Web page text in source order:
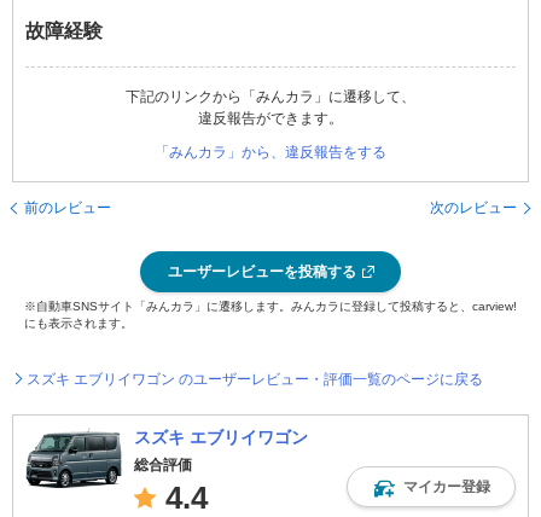
故障経験
下記のリンクから「みんカラ」に遷移して、
違反報告ができます。
「みんカラ」から、違反報告をする
前のレビュー 次のレビュー
ユーザーレビューを投稿する
※自動車SNSサイト「みんカラ」に遷移します。みんカラに登録して投稿すると、carview!
にも表示されます。
スズキ エブリイワゴン のユーザーレビュー・評価一覧のページに戻る
スズキ エブリイワゴン
総合評価
4.4 マイカー登録